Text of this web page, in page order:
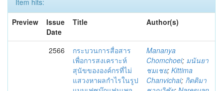
Item hits:
Preview
Issue
Date
Title Author(s)
2566
กระบวนการสื่อสาร
เพื่อการสงเคราะห์
สุนัขขององค์กรที่ไม่
แสวงหาผลกำไรในรูป
Mananya
Chomchoei; มนันยา
ชมเชย; Kittima
Chanvichai; กิตติมา